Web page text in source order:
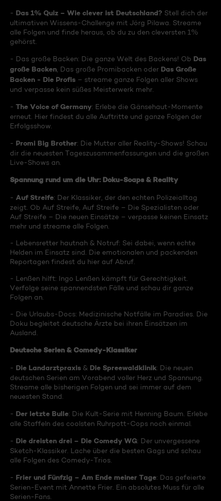
- Das 1% Quiz – Wie clever ist Deutschland? Stell dich der
ultimativen Wissens-Challenge mit Jörg Pilawa. Streame
alle Folgen und finde heraus, ob du zu den cleversten 1%
gehörst.
- Das große Backen: Die ganze Welt des Backens! Ob Das
große Backen , Das große Promibacken oder Das Große
Backen - Die Profis – streame ganze Folgen aller Shows
und verpasse kein süßes Meisterwerk mehr.
- The Voice of Germany: Erlebe die Gänsehaut-Momente
erneut. Hier findest du alle Auftritte und ganze Folgen der
Erfolgsshow.
- Promi Big Brother: Die Mutter aller Reality-Shows! Schau
dir die neuesten Tageszusammenfassungen und die großen
Live-Shows an.
Spannung rund um die Uhr: Doku-Soaps & Reality
- Auf Streife: Der Klassiker, der den echten Polizeialltag
zeigt. Ob Auf Streife, Auf Streife – Die Spezialisten oder
Auf Streife – Die neuen Einsätze – verpasse keinen Einsatz
mehr und streame alle Folgen.
- Lebensretter hautnah & Notruf: Sei dabei, wenn echte
Helden im Einsatz sind. Die emotionalen und packenden
Reportagen findest du hier auf Abruf.
- Lenßen hilft: Ingo Lenßen kämpft für Gerechtigkeit.
Verfolge seine spannendsten Fälle und schau dir ganze
Folgen an.
- Die Urlaubs-Docs: Medizinische Notfälle im Paradies. Die
Doku begleitet deutsche Ärzte bei ihren Einsätzen im
Ausland.
Deutsche Serien & Comedy-Klassiker
- Die Landarztpraxis & Die Spreewaldklinik: Die neuen
deutschen Serien am Vorabend voller Herz und Spannung.
Streame alle bisherigen Folgen und sei immer auf dem
neuesten Stand.
- Der letzte Bulle: Die Kult-Serie mit Henning Baum. Erlebe
alle Staffeln des coolsten Ruhrpott-Cops noch einmal.
- Die dreisten drei – Die Comedy WG: Der unvergessene
Sketch-Klassiker. Lache über die besten Gags und schau
alle Folgen des Comedy-Trios.
- Frier und Fünfzig – Am Ende meiner Tage: Das gefeierte
Serien-Event mit Annette Frier. Ein absolutes Muss für alle
Serien-Fans.